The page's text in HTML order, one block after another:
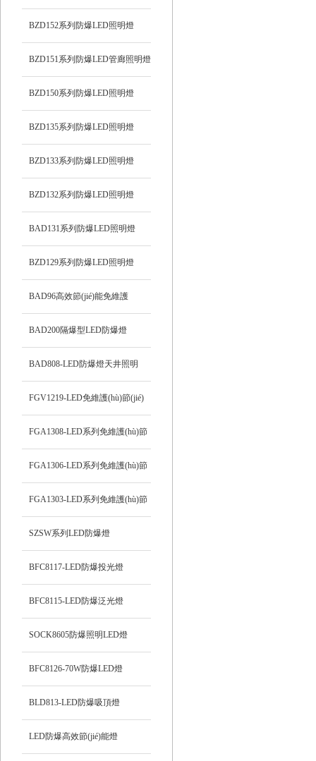
BZD152系列防爆LED照明燈
BZD151系列防爆LED管廊照明燈
BZD150系列防爆LED照明燈
BZD135系列防爆LED照明燈
BZD133系列防爆LED照明燈
BZD132系列防爆LED照明燈
BAD131系列防爆LED照明燈
BZD129系列防爆LED照明燈
BAD96高效節(jié)能免維護
(hù)LED防爆燈
BAD200隔爆型LED防爆燈
BAD808-LED防爆燈天井照明
FGV1219-LED免維護(hù)節(jié)
能防爆吸頂燈
FGA1308-LED系列免維護(hù)節
(jié)能防爆燈
FGA1306-LED系列免維護(hù)節
(jié)能防爆燈
FGA1303-LED系列免維護(hù)節
(jié)能防爆燈
SZSW系列LED防爆燈
BFC8117-LED防爆投光燈
BFC8115-LED防爆泛光燈
SOCK8605防爆照明LED燈
BFC8126-70W防爆LED燈
BLD813-LED防爆吸頂燈
LED防爆高效節(jié)能燈